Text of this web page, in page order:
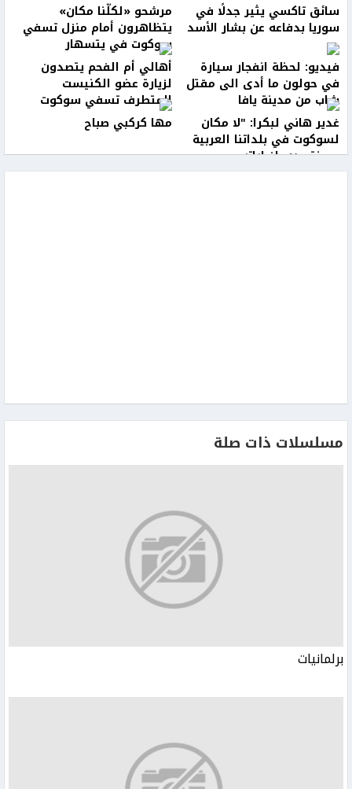
سائق تاكسي يثير جدلًا في
سوريا بدفاعه عن بشار الأسد
مرشحو «لكلّنا مكان»
يتظاهرون أمام منزل تسفي
سوكوت في يتسهار
فيديو: لحظة انفجار سيارة
في حولون ما أدى الى مقتل
شاب من مدينة يافا
أهالي أم الفحم يتصدون
لزيارة عضو الكنيست
المتطرف تسفي سوكوت
غدير هاني لبكرا: "لا مكان
لسوكوت في بلداتنا العربية
وسنتصدى لزياراته
الاستفزازية"
مها كركبي صباح
مسلسلات ذات صلة
برلمانيات